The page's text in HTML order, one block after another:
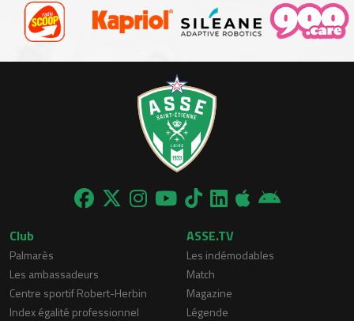
Club
Palmarès
Les ambassadeurs
Centre sportif Robert-Herbin
Index égalité professionnel
ASSE.TV
Les indémodables
Match
Magazine
Légende